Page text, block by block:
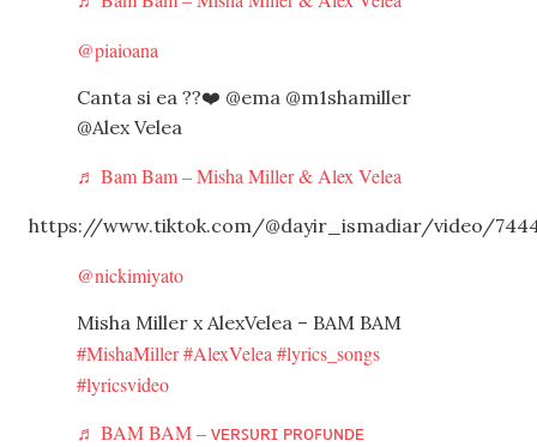
@piaioana
Canta si ea ??❤️ @ema @m1shamiller
@Alex Velea
♬ Bam Bam – Misha Miller & Alex Velea
https://www.tiktok.com/@dayir_ismadiar/video/
@nickimiyato
Misha Miller x AlexVelea – BAM BAM
#MishaMiller#AlexVelea #lyrics_songs
#lyricsvideo
♬ BAM BAM – ᴠᴇʀꜱᴜʀɪ ᴘʀᴏꜰᴜɴᴅᴇ